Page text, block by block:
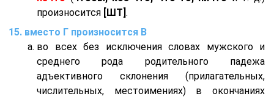
произносится
[ШТ] .
вместо Г произносится В
во всех без исключения словах мужского и
среднего рода родительного падежа
адъективного склонения (прилагательных,
числительных, местоимениях) в окончаниях